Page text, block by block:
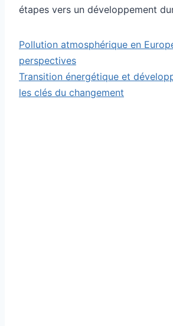
étapes vers un développement
Pollution atmosphérique en
perspectives
Transition énergétique et
les clés du changement